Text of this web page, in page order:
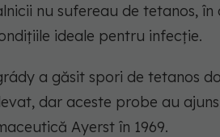
nu sufereau de tetanos,
ideale pentru infecție.
a găsit spori de tetanos
dar aceste probe au
Ayerst în 1969.